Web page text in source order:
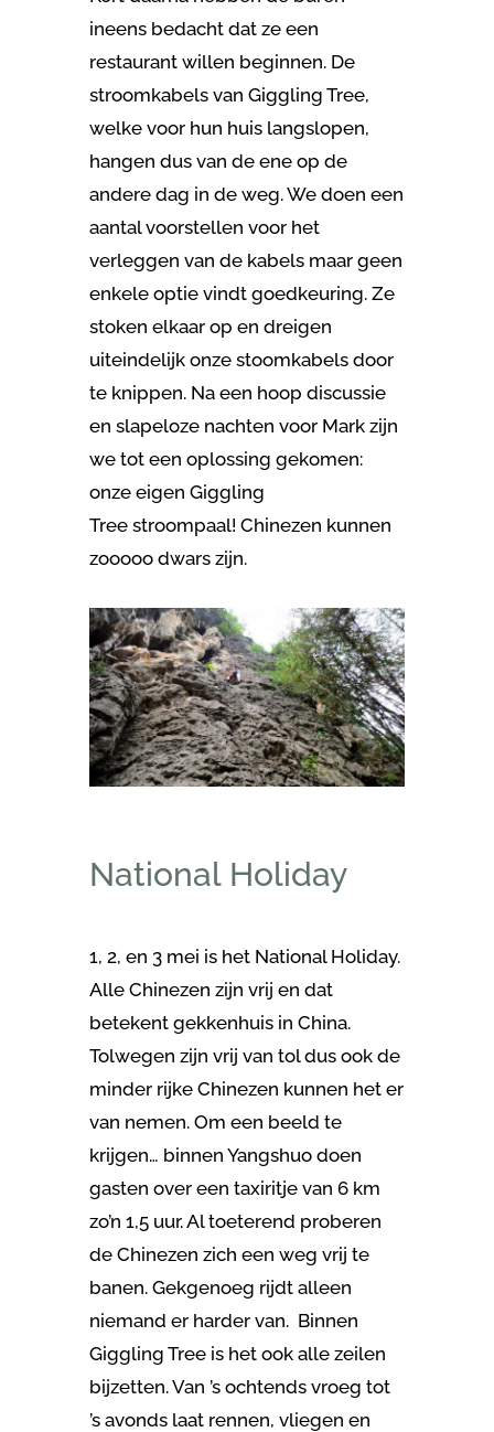
ineens bedacht dat ze een
restaurant willen beginnen. De
stroomkabels van Giggling Tree,
welke voor hun huis langslopen,
hangen dus van de ene op de
andere dag in de weg. We doen een
aantal voorstellen voor het
verleggen van de kabels maar geen
enkele optie vindt goedkeuring. Ze
stoken elkaar op en dreigen
uiteindelijk onze stoomkabels door
te knippen. Na een hoop discussie
en slapeloze nachten voor Mark zijn
we tot een oplossing gekomen:
onze eigen Giggling
Tree stroompaal! Chinezen kunnen
zooooo dwars zijn.
National Holiday
1, 2, en 3 mei is het National Holiday.
Alle Chinezen zijn vrij en dat
betekent gekkenhuis in China.
Tolwegen zijn vrij van tol dus ook de
minder rijke Chinezen kunnen het er
van nemen. Om een beeld te
krijgen… binnen Yangshuo doen
gasten over een taxiritje van 6 km
zo’n 1,5 uur. Al toeterend proberen
de Chinezen zich een weg vrij te
banen. Gekgenoeg rijdt alleen
niemand er harder van. Binnen
Giggling Tree is het ook alle zeilen
bijzetten. Van ’s ochtends vroeg tot
’s avonds laat rennen, vliegen en